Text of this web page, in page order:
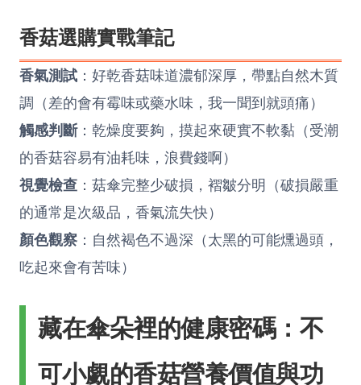
香菇選購實戰筆記
香氣測試 ：好乾香菇味道濃郁深厚，帶點自然木質
調（差的會有霉味或藥水味，我一聞到就頭痛）
觸感判斷：乾燥度要夠，摸起來硬實不軟黏（受潮
的香菇容易有油耗味，浪費錢啊）
視覺檢查 ：菇傘完整少破損，褶皺分明（破損嚴重
的通常是次級品，香氣流失快）
顏色觀察 ：自然褐色不過深（太黑的可能燻過頭，
吃起來會有苦味）
藏在傘朵裡的健康密碼：不
可小覷的香菇營養價值與功